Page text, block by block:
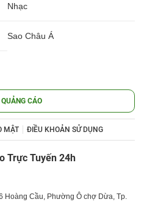
Nhạc
Sao Châu Á
CÁO
MẬT ĐIỀU KHOẢN SỬ DỤNG
Trực Tuyến 24h
Hoàng Cầu, Phường Ô chợ Dừa, Tp.